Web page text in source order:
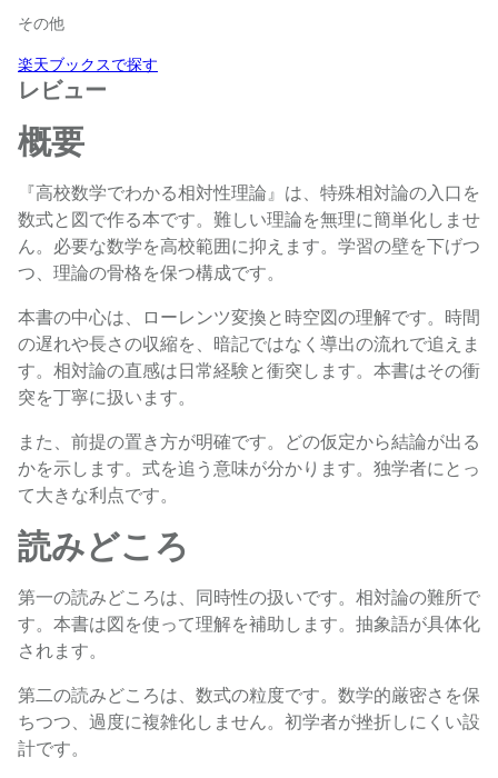
その他
楽天ブックスで探す
レビュー
概要
『高校数学でわかる相対性理論』は、特殊相対論の入口を
数式と図で作る本です。難しい理論を無理に簡単化しませ
ん。必要な数学を高校範囲に抑えます。学習の壁を下げつ
つ、理論の骨格を保つ構成です。
本書の中心は、ローレンツ変換と時空図の理解です。時間
の遅れや長さの収縮を、暗記ではなく導出の流れで追えま
す。相対論の直感は日常経験と衝突します。本書はその衝
突を丁寧に扱います。
また、前提の置き方が明確です。どの仮定から結論が出る
かを示します。式を追う意味が分かります。独学者にとっ
て大きな利点です。
読みどころ
第一の読みどころは、同時性の扱いです。相対論の難所で
す。本書は図を使って理解を補助します。抽象語が具体化
されます。
第二の読みどころは、数式の粒度です。数学的厳密さを保
ちつつ、過度に複雑化しません。初学者が挫折しにくい設
計です。